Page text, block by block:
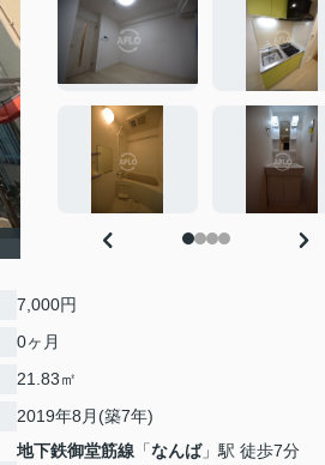
7,000円
0ヶ月
21.83㎡
2019年8月(築7年)
地下鉄御堂筋線 「なんば」駅 徒歩7分